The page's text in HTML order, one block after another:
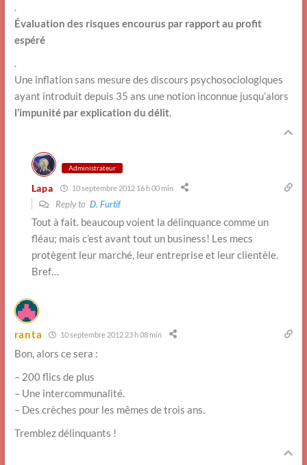
.
Évaluation des risques encourus par rapport au profit
espéré
.
Une inflation sans mesure des discours psychosociologiques
ayant introduit depuis 35 ans une notion inconnue jusqu’alors
l’impunité par explication du délit.
Administrateur
Lapa 10 septembre 2012 16 h 00 min
Reply to D. Furtif
Tout à fait. beaucoup voient la délinquance comme un
fléau; mais c’est avant tout un business! Les mecs
protègent leur marché, leur entreprise et leur clientèle.
Bref…
ranta 10 septembre 2012 23 h 08 min
Bon, alors ce sera :
– 200 flics de plus
– Une intercommunalité.
– Des crèches pour les mêmes de trois ans.
Tremblez délinquants !